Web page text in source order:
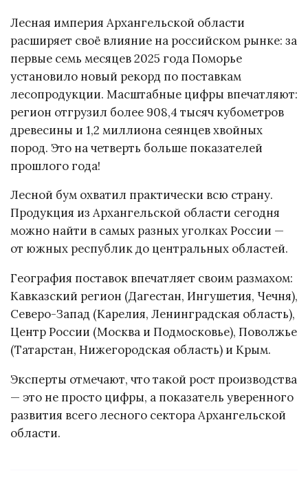
Лесная империя Архангельской области
расширяет своё влияние на российском рынке: за
первые семь месяцев 2025 года Поморье
установило новый рекорд по поставкам
лесопродукции. Масштабные цифры впечатляют:
регион отгрузил более 908,4 тысяч кубометров
древесины и 1,2 миллиона сеянцев хвойных
пород. Это на четверть больше показателей
прошлого года!
Лесной бум охватил практически всю страну.
Продукция из Архангельской области сегодня
можно найти в самых разных уголках России —
от южных республик до центральных областей.
География поставок впечатляет своим размахом:
Кавказский регион (Дагестан, Ингушетия, Чечня),
Северо-Запад (Карелия, Ленинградская область),
Центр России (Москва и Подмосковье), Поволжье
(Татарстан, Нижегородская область) и Крым.
Эксперты отмечают, что такой рост производства
— это не просто цифры, а показатель уверенного
развития всего лесного сектора Архангельской
области.